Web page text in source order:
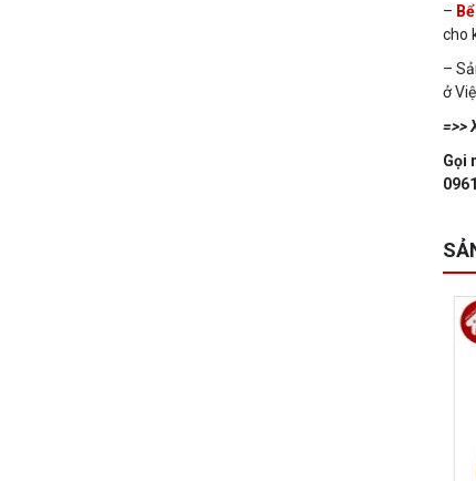
–
cho
–
ở
=>>
Gọi